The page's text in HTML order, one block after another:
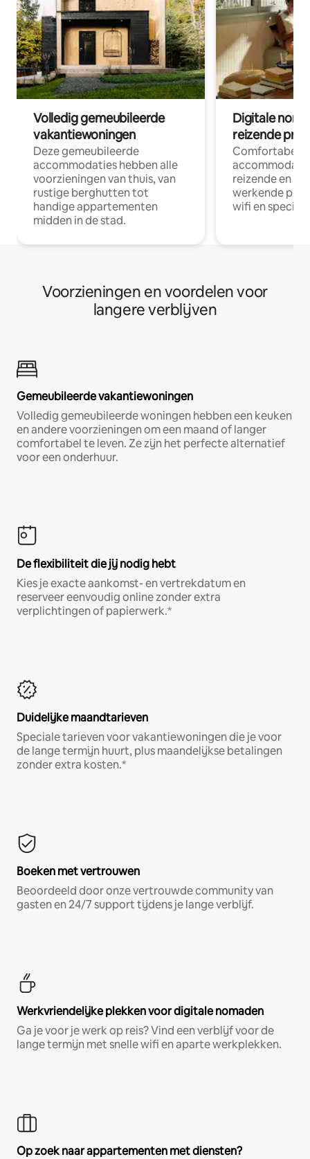
Volledig gemeubileerde
vakantiewoningen
Deze gemeubileerde
accommodaties hebben alle
voorzieningen van thuis, van
rustige berghutten tot
handige appartementen
midden in de stad.
Digitale
reizende
Comfortabele
reizende en
werkende
wifi en
Voorzieningen en voordelen voor
langere verblijven
Gemeubileerde vakantiewoningen
Volledig gemeubileerde woningen hebben een keuken
en andere voorzieningen om een maand of langer
comfortabel te leven. Ze zijn het perfecte alternatief
voor een onderhuur.
De flexibiliteit die jij nodig hebt
Kies je exacte aankomst- en vertrekdatum en
reserveer eenvoudig online zonder extra
verplichtingen of papierwerk.*
Duidelijke maandtarieven
Speciale tarieven voor vakantiewoningen die je voor
de lange termijn huurt, plus maandelijkse betalingen
zonder extra kosten.*
Boeken met vertrouwen
Beoordeeld door onze vertrouwde community van
gasten en 24/7 support tijdens je lange verblijf.
Werkvriendelijke plekken voor digitale nomaden
Ga je voor je werk op reis? Vind een verblijf voor de
lange termijn met snelle wifi en aparte werkplekken.
Op zoek naar appartementen met diensten?